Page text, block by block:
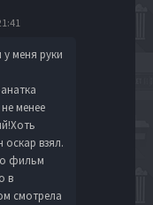
меня руки
менее
оскар взял.
фильм
в
смотрела